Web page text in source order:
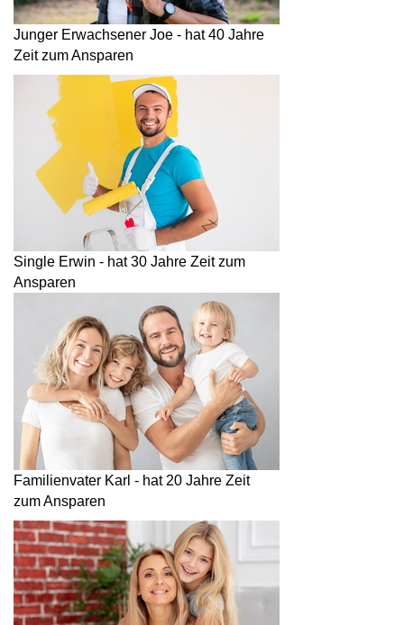
Junger Erwachsener Joe - hat 40 Jahre
Zeit zum Ansparen
Single Erwin - hat 30 Jahre Zeit zum
Ansparen
Familienvater Karl - hat 20 Jahre Zeit
zum Ansparen